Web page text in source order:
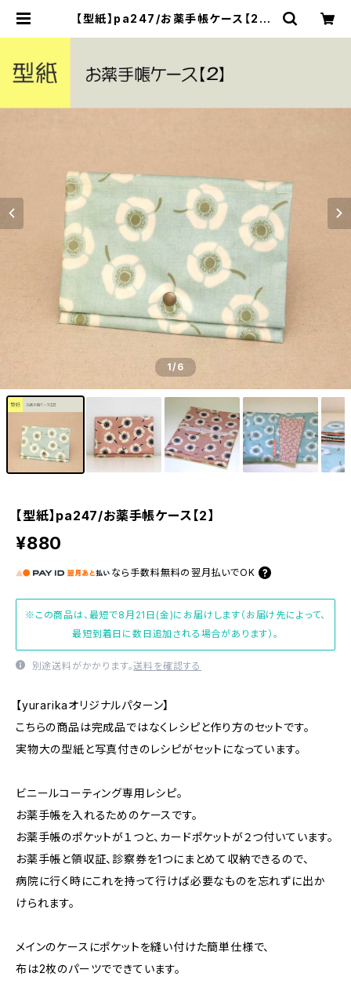
【型紙】pa247/お薬手帳ケース【2】 |
1/6
【型紙】pa247/お薬手帳ケース【2】
¥880
なら 手数料無料の 翌月払いでOK
※この商品は、最短で8月21日(金)にお届けします（お届け先によって、
最短到着日に数日追加される場合があります）。
別途送料がかかります。送料を確認する
【yurarikaオリジナルパターン】
こちらの商品は完成品ではなくレシピと作り方のセットです。
実物大の型紙と写真付きのレシピがセットになっています。
ビニールコーティング専用レシピ。
お薬手帳を入れるためのケースです。
お薬手帳のポケットが１つと、カードポケットが２つ付いています。
お薬手帳と領収証、診察券を1つにまとめて収納できるので、
病院に行く時にこれを持って行けば必要なものを忘れずに出か
けられます。
メインのケースにポケットを縫い付けた簡単仕様で、
布は2枚のパーツでできています。